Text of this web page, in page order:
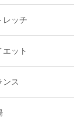
レッチ
エット
ンス